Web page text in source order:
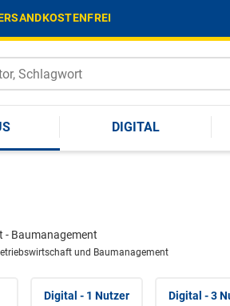
DIGITAL
- Baumanagement
und Baumanagement
Digital - 1 Nutzer
Digital - 3